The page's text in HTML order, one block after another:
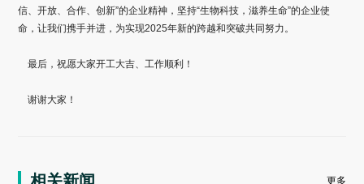
信、开放、合作、创新”的企业精神，坚持“生物科技，滋养生命”的企业使
命，让我们携手并进，为实现2025年新的跨越和突破共同努力。
最后，祝愿大家开工大吉、工作顺利！
谢谢大家！
更多